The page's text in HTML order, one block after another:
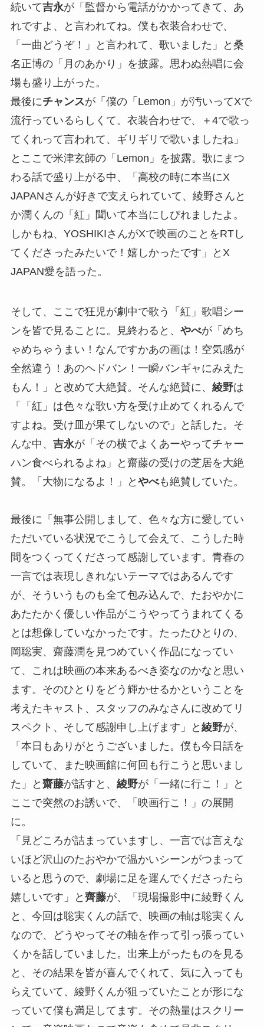
続いて吉永が「監督から電話がかかってきて、あ
れですよ、と言われてね。僕も衣装合わせで、
「一曲どうぞ！」と言われて、歌いました」と桑
名正博の「月のあかり」を披露。思わぬ熱唱に会
場も盛り上がった。
最後にチャンスが「僕の「Lemon」が汚いってXで
流行っているらしくて。衣装合わせで、＋4で歌っ
てくれって言われて、ギリギリで歌いましたね」
とここで米津玄師の「Lemon」を披露。歌にまつ
わる話で盛り上がる中、「高校の時に本当にX
JAPANさんが好きで支えられていて、綾野さんと
か潤くんの「紅」聞いて本当にしびれましたよ。
しかもね、YOSHIKIさんがXで映画のことをRTし
てくださったみたいで！嬉しかったです」とX
JAPAN愛を語った。
そして、ここで狂児が劇中で歌う「紅」歌唱シー
ンを皆で見ることに。見終わると、 やべが「めち
ゃめちゃうまい！なんですかあの画は！空気感が
全然違う！あのヘドバン！一瞬バンギャにみえた
もん！」と改めて大絶賛。そんな絶賛に、 綾野は
「「紅」は色々な歌い方を受け止めてくれるんで
すよね。受け皿が果てしないので」と話した。そ
んな中、 吉永が「その横でよくあーやってチャー
ハン食べられるよね」と齋藤の受けの芝居を大絶
賛。「大物になるよ！」と やべも絶賛していた。
最後に「無事公開しまして、色々な方に愛してい
ただいている状況でこうして会えて、こうした時
間をつくってくださって感謝しています。青春の
一言では表現しきれないテーマではあるんです
が、そういうものも全て包み込んで、たおやかに
あたたかく優しい作品がこうやってうまれてくる
とは想像していなかったです。たったひとりの、
岡聡実、齋藤潤を見つめていく作品になってい
て、これは映画の本来あるべき姿なのかなと思い
ます。そのひとりをどう輝かせるかということを
考えたキャスト、スタッフのみなさんに改めてリ
スペクト、そして感謝申し上げます」と 綾野が、
「本日もありがとうございました。僕も今日話を
していて、また映画館に何回も行こうと思いまし
た」と 齋藤が話すと、 綾野が「一緒に行こ！」と
ここで突然のお誘いで、「映画行こ！」の展開
に。
「見どころが詰まっていますし、一言では言えな
いほど沢山のたおやかで温かいシーンがつまって
いると思うので、劇場に足を運んでくださったら
嬉しいです」と 齊藤が、「現場撮影中に綾野くん
と、今回は聡実くんの話で、映画の軸は聡実くん
なので、どうやってその軸を作って引っ張ってい
くかを話していました。出来上がったものを見る
と、その結果を皆が喜んでくれて、気に入っても
らえていて、綾野くんが狙っていたことが形にな
っていて僕も満足してます。その熱量はスクリー